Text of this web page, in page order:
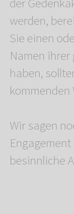
werden,
Sie einen
Namen
haben,
Wir sagen
besinnliche